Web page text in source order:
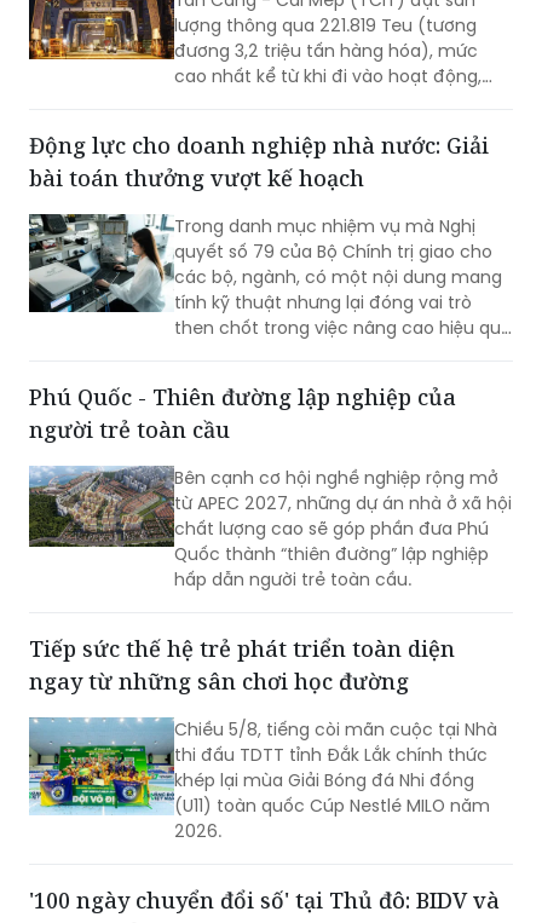
lượng thông qua 221.819 Teu (tương
đương 3,2 triệu tấn hàng hóa), mức
cao nhất kể từ khi đi vào hoạt động,
dấu bước tăng trưởng về sản lượng mà
còn khẳng định năng lực vận hành, khả
của TCIT trong bối cảnh thị trường vận
tải biển và chuỗi cung ứng toàn cầu
còn nhiều biến động.
Động lực cho doanh nghiệp nhà nước: Giải
bài toán thưởng vượt kế hoạch
Trong danh mục nhiệm vụ mà Nghị
quyết số 79 của Bộ Chính trị giao cho
các bộ, ngành, có một nội dung mang
tính kỹ thuật nhưng lại đóng vai trò
then chốt trong việc nâng cao hiệu quả
tỷ lệ đối với phần lợi nhuận vượt kế
hoạch.
Phú Quốc - Thiên đường lập nghiệp của
người trẻ toàn cầu
Bên cạnh cơ hội nghề nghiệp rộng mở
từ APEC 2027, những dự án nhà ở xã hội
chất lượng cao sẽ góp phần đưa Phú
Quốc thành “thiên đường” lập nghiệp
hấp dẫn người trẻ toàn cầu.
Tiếp sức thế hệ trẻ phát triển toàn diện
ngay từ những sân chơi học đường
Chiều 5/8, tiếng còi mãn cuộc tại Nhà
thi đấu TDTT tỉnh Đắk Lắk chính thức
khép lại mùa Giải Bóng đá Nhi đồng
(U11) toàn quốc Cúp Nestlé MILO năm
2026.
'100 ngày chuyển đổi số' tại Thủ đô: BIDV và